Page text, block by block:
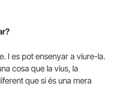
I es pot ensenyar a viure-la.
cosa que la vius, la
que si és una mera